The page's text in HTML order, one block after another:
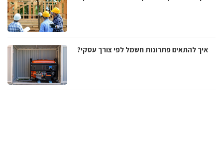
איך להתאים פתרונות חשמל לפי צורך עסקי?